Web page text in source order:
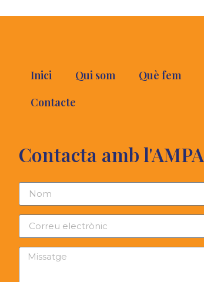
Inici Qui som Què fem
Contacte
Contacta amb l'AMPA